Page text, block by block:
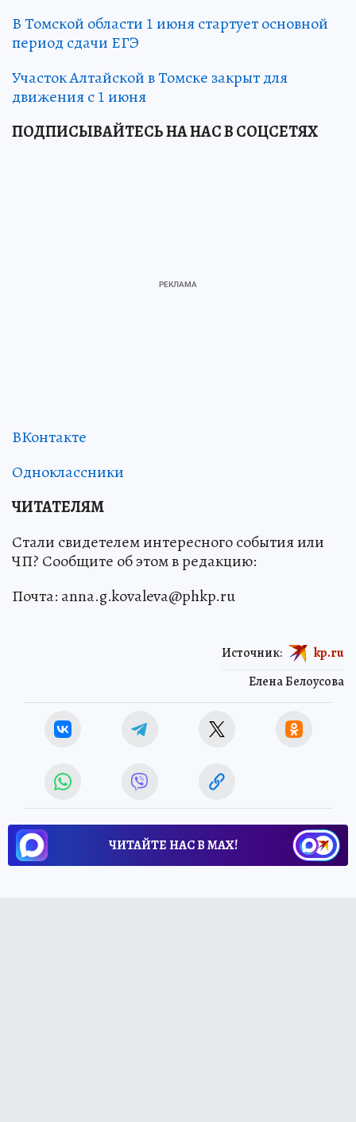
В Томской области 1 июня стартует основной
период сдачи ЕГЭ
Участок Алтайской в Томске закрыт для
движения с 1 июня
ПОДПИСЫВАЙТЕСЬ НА НАС В СОЦСЕТЯХ
ВКонтакте
Одноклассники
ЧИТАТЕЛЯМ
Стали свидетелем интересного события или
ЧП? Сообщите об этом в редакцию:
Почта: anna.g.kovaleva@phkp.ru
Елена Белоусова
Источник: kp.ru
ЧИТАЙТЕ НАС В МАХ!